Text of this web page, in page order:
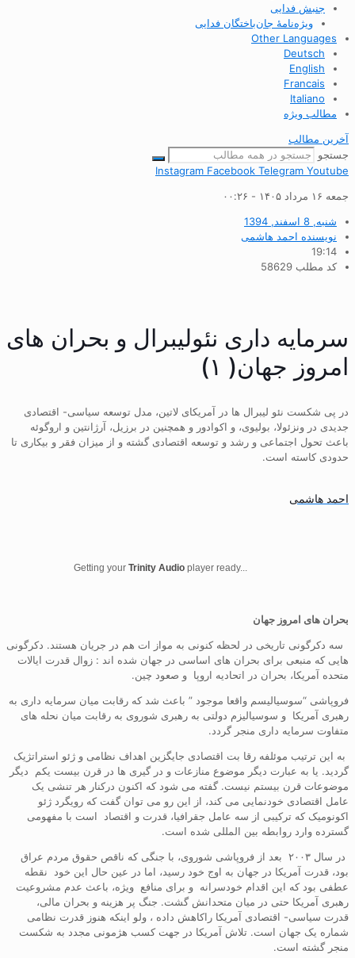
جنبش فدایی
ویژه‌نامهٔ جان‌باختگان فدایی
Other Languages
Deutsch
English
Francais
Italiano
مطالب ویژه
آخرین مطالب
جستجو
Instagram Facebook Telegram Youtube
جمعه ۱۶ مرداد ۱۴۰۵ - ۰۰:۲۶
شنبه, 8 اسفند, 1394
نویسنده احمد هاشمی
19:14
کد مطلب 58629
سرمایه داری نئولیبرال و بحران های
امروز جهان( ۱)
در پی شکست نئو لیبرال ها در آمریکای لاتین، مدل توسعه سیاسی- اقتصادی
جدیدی در ونزئولا، بولیوی، و اکوادور و همچنین در برزیل، آرژانتین و اروگوئه
باعث تحول اجتماعی و رشد و توسعه اقتصادی گشته و از میزان فقر و بیکاری تا
حدودی کاسته است.
احمد هاشمی
Getting your Trinity Audio player ready...
بحران های امروز جهان
سه دکرگونی تاریخی در لحظه کنونی به مواز ات هم در جریان هستند. دکرگونی
هایی که منبعی برای بحران های اساسی در جهان شده اند : زوال قدرت ایالات
متحده آمریکا، بحران در اتحادیه اروپا و صعود چین.
فروپاشی “سوسیالیسم واقعا موجود ” باعث شد که رقابت میان سرمایه داری به
رهبری آمریکا و سوسیالیزم دولتی به رهبری شوروی به رقابت میان نحله های
متفاوت سرمایه داری منجر گردد.
به این ترتیب موئلفه رقا بت اقتصادی جایگزین اهداف نظامی و ژئو استراتژیک
گردید. یا به عبارت دیگر موضوع منازعات و در گیری ها در قرن بیست یکم دیگر
موضوعات قرن بیستم نیست. گفته می شود که اکنون درکنار هر تنشی یک
عامل اقتصادی خودنمایی می کند، از این رو می توان گفت که رویگرد ژئو
اکونومیک که ترکیبی از سه عامل جقرافیا، قدرت و اقتصاد است با مفهومی
گسترده وارد روابطه بین المللی شده است.
در سال ۲۰۰۳ بعد از فروپاشی شوروی، با جنگی که ناقص حقوق مردم عراق
بود، قدرت آمریکا در جهان به اوج خود رسید، اما در عین حال این خود نقطه
عطفی بود که این اقدام خودسرانه و برای منافع ویژه، باعث عدم مشروعیت
رهبری آمریکا حتی در میان متحدانش گشت. جنگ پر هزینه و بحران مالی،
قدرت سیاسی- اقتصادی آمریکا راکاهش داده ، ولو اینکه هنوز قدرت نظامی
شماره یک جهان است. تلاش آمریکا در جهت کسب هژمونی مجدد به شکست
منجر گشته است.